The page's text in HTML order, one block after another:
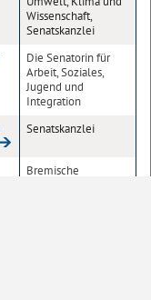
Wissenschaft,
Senatskanzlei
Die Senatorin für
Arbeit, Soziales,
Jugend und
Integration
Senatskanzlei
Bremische